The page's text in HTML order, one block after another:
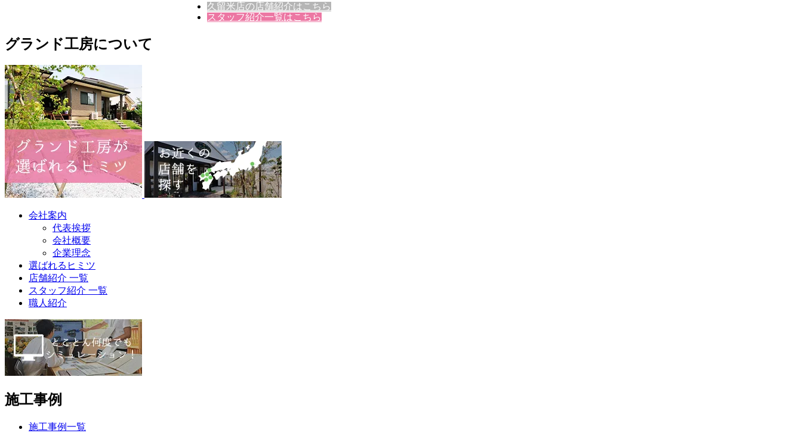
久留米店の店舗紹介はこちら
スタッフ紹介一覧はこちら
グランド工房について
会社案内
代表挨拶
会社概要
企業理念
選ばれるヒミツ
店舗紹介 一覧
スタッフ紹介 一覧
職人紹介
施工事例
施工事例一覧